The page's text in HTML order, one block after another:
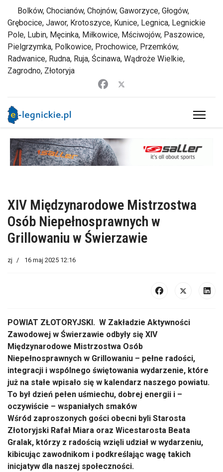
Bolków, Chocianów, Chojnów, Gaworzyce, Głogów,
Grębocice, Jawor, Krotoszyce, Kunice, Legnica, Legnickie
Pole, Lubin, Męcinka, Miłkowice, Mściwojów, Paszowice,
Pielgrzymka, Polkowice, Prochowice, Przemków,
Radwanice, Rudna, Ruja, Ścinawa, Wądroże Wielkie,
Zagrodno, Złotoryja
XIV Międzynarodowe Mistrzostwa
Osób Niepełnosprawnych w
Grillowaniu w Świerzawie
zj 16 maj 2025 12:16
POWIAT ZŁOTORYJSKI. W Zakładzie Aktywności
Zawodowej w Świerzawie odbyły się XIV
Międzynarodowe Mistrzostwa Osób
Niepełnosprawnych w Grillowaniu – pełne radości,
integracji i wspólnego świętowania wydarzenie, które
już na stałe wpisało się w kalendarz naszego powiatu.
To był dzień pełen uśmiechu, dobrej energii i –
oczywiście – wspaniałych smaków
Wśród zaproszonych gości obecni byli Starosta
Złotoryjski Rafał Miara oraz Wicestarosta Beata
Gralak, którzy z radością wzięli udział w wydarzeniu,
kibicując zawodnikom i podkreślając wagę takich
inicjatyw dla naszej społeczności.